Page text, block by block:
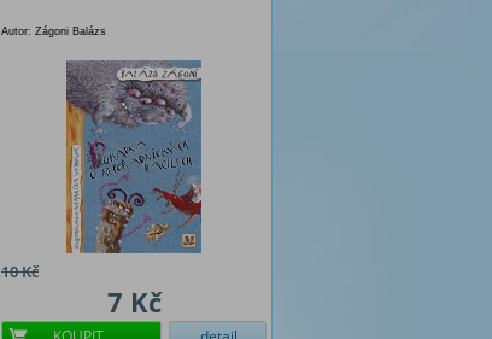
Autor: Zágoni Balázs
10 Kč
7 Kč